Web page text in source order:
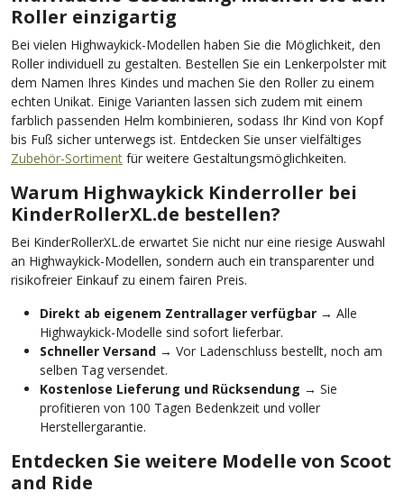
Roller einzigartig
Bei vielen Highwaykick-Modellen haben Sie die Möglichkeit, den
Roller individuell zu gestalten. Bestellen Sie ein Lenkerpolster mit
dem Namen Ihres Kindes und machen Sie den Roller zu einem
echten Unikat. Einige Varianten lassen sich zudem mit einem
farblich passenden Helm kombinieren, sodass Ihr Kind von Kopf
bis Fuß sicher unterwegs ist. Entdecken Sie unser vielfältiges
Zubehör-Sortiment für weitere Gestaltungsmöglichkeiten.
Warum Highwaykick Kinderroller bei
KinderRollerXL.de bestellen?
Bei KinderRollerXL.de erwartet Sie nicht nur eine riesige Auswahl
an Highwaykick-Modellen, sondern auch ein transparenter und
risikofreier Einkauf zu einem fairen Preis.
Direkt ab eigenem Zentrallager verfügbar → Alle
Highwaykick-Modelle sind sofort lieferbar.
Schneller Versand → Vor Ladenschluss bestellt, noch am
selben Tag versendet.
Kostenlose Lieferung und Rücksendung → Sie
profitieren von 100 Tagen Bedenkzeit und voller
Herstellergarantie.
Entdecken Sie weitere Modelle von Scoot
and Ride